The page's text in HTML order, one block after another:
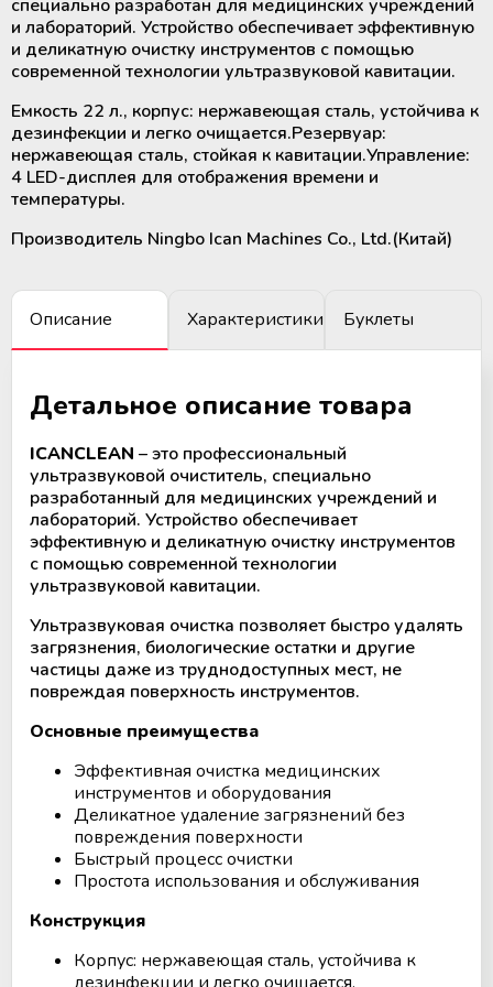
крови
Размораживатели плазмы крови и
ТермоСумки для транспортировки
компонентов крови
Устройства для стерильного
соединения полимерных
Аппараты для донорского и
терапевтического плазмафереза
Аппараты для автоматического
Аппараты для облучения крови
Мобильный пункт забора крови
(Донорский автобус)
Дополнительные материалы к
холодильному оборудованию
Рулоны и пакеты для
стерилизации
специально разработан для медицинских учреждений
и лабораторий. Устройство обеспечивает эффективную
и деликатную очистку инструментов с помощью
современной технологии ультразвуковой кавитации.
Емкость 22 л., корпус: нержавеющая сталь, устойчива к
дезинфекции и легко очищается.Резервуар:
нержавеющая сталь, стойкая к кавитации.Управление:
4 LED-дисплея для отображения времени и
температуры.
Производитель Ningbo Ican Machines Co., Ltd.(Китай)
Описание Характеристики Буклеты
Детальное описание товара
ICANCLEAN – это профессиональный
ультразвуковой очиститель, специально
разработанный для медицинских учреждений и
лабораторий. Устройство обеспечивает
эффективную и деликатную очистку инструментов
с помощью современной технологии
ультразвуковой кавитации.
Ультразвуковая очистка позволяет быстро удалять
загрязнения, биологические остатки и другие
частицы даже из труднодоступных мест, не
повреждая поверхность инструментов.
Основные преимущества
Эффективная очистка медицинских
инструментов и оборудования
Деликатное удаление загрязнений без
повреждения поверхности
Быстрый процесс очистки
Простота использования и обслуживания
Конструкция
Корпус: нержавеющая сталь, устойчива к